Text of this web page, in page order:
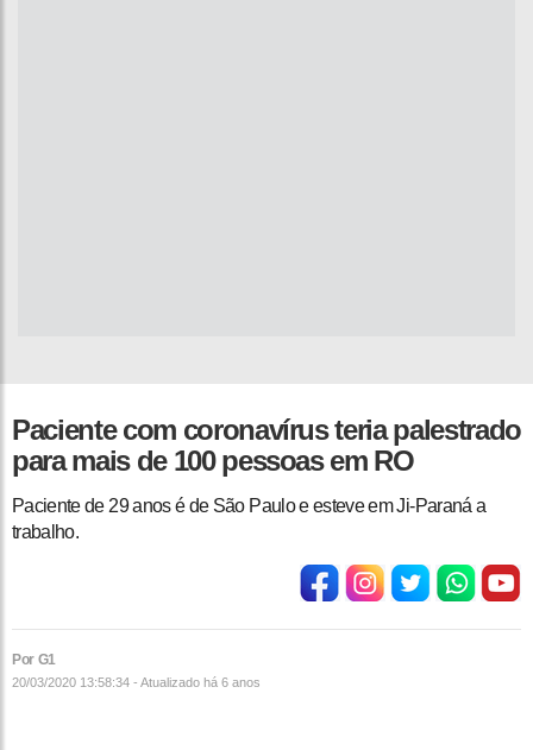
Paciente com coronavírus teria palestrado
para mais de 100 pessoas em RO
Paciente de 29 anos é de São Paulo e esteve em Ji-Paraná a
trabalho.
Por G1
20/03/2020 13:58:34 - Atualizado há 6 anos